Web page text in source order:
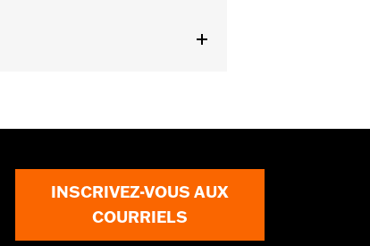
INSCRIVEZ-VOUS AUX
COURRIELS